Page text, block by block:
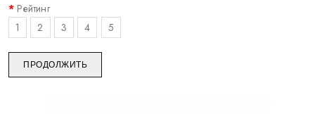
Рейтинг
1
2 3 4 5
ПРОДОЛЖИТЬ